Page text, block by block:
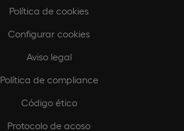
Política de cookies
Configurar cookies
Aviso legal
Política de compliance
Código ético
Protocolo de acoso